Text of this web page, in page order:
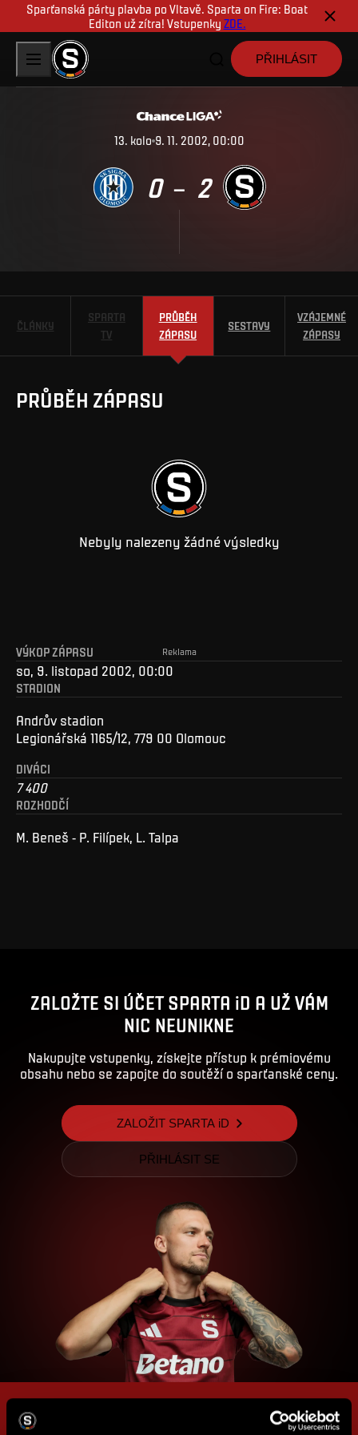
Sparťanská párty plavba po Vltavě. Sparta on Fire: Boat
Editon už zítra! Vstupenky ZDE.
PŘIHLÁSIT
13. kolo 9. 11. 2002, 00:00
0 – 2
ČLÁNKY
SPARTA
TV
PRŮBĚH
ZÁPASU
SESTAVY
VZÁJEMNÉ
ZÁPASY
PRŮBĚH ZÁPASU
Nebyly nalezeny žádné výsledky
Reklama
VÝKOP ZÁPASU
so, 9. listopad 2002, 00:00
STADION
Andrův stadion
Legionářská 1165/12, 779 00 Olomouc
DIVÁCI
7 400
ROZHODČÍ
M. Beneš - P. Filípek, L. Talpa
ZALOŽTE SI ÚČET SPARTA iD A UŽ VÁM
NIC NEUNIKNE
Nakupujte vstupenky, získejte přístup k prémiovému
obsahu nebo se zapojte do soutěží o sparťanské ceny.
ZALOŽIT SPARTA iD
PŘIHLÁSIT SE